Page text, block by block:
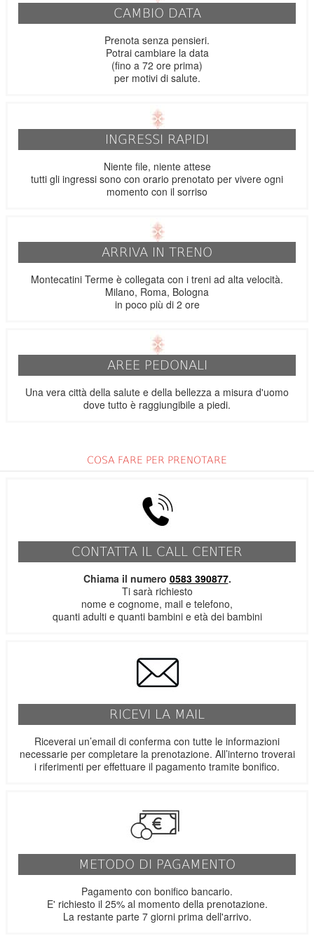
CAMBIO DATA
Prenota senza pensieri.
Potrai cambiare la data
(fino a 72 ore prima)
per motivi di salute.
INGRESSI RAPIDI
Niente file, niente attese
tutti gli ingressi sono con orario prenotato per vivere ogni
momento con il sorriso
ARRIVA IN TRENO
Montecatini Terme è collegata con i treni ad alta velocità.
Milano, Roma, Bologna
in poco più di 2 ore
AREE PEDONALI
Una vera città della salute e della bellezza a misura d'uomo
dove tutto è raggiungibile a piedi.
COSA FARE PER PRENOTARE
CONTATTA IL CALL CENTER
Chiama il numero 0583 390877.
Ti sarà richiesto
nome e cognome, mail e telefono,
quanti adulti e quanti bambini e età dei bambini
RICEVI LA MAIL
Riceverai un’email di conferma con tutte le informazioni
necessarie per completare la prenotazione. All’interno troverai
i riferimenti per effettuare il pagamento tramite bonifico.
METODO DI PAGAMENTO
Pagamento con bonifico bancario.
E' richiesto il 25% al momento della prenotazione.
La restante parte 7 giorni prima dell'arrivo.